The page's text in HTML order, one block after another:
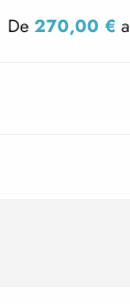
De270,00 €